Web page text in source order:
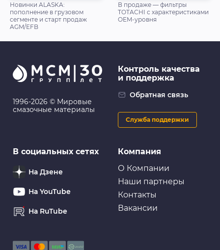
Новинки ALASKA:
пополнение в грузовом
сегменте и старт продаж
AGM/EFB
В продаже — фильтры
TOTACHI с характеристиками
OEM-уровня
1996-2026 © Мировые
смазочные материалы
Компания
О Компании
Наши партнеры
Контакты
Вакансии
Контроль качества
и поддержка
Обратная связь
Служба поддержки
В социальных сетях
На Дзене
На YouTube
На RuTube